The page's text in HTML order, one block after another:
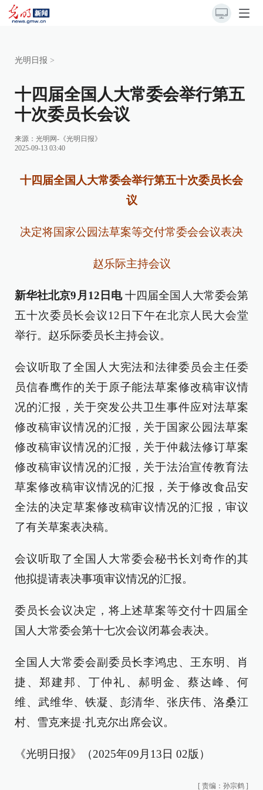
光明日报 >
十四届全国人大常委会举行第五
十次委员长会议
来源： 光明网-《光明日报》
2025-09-13 03:40
十四届全国人大常委会举行第五十次委员长会
议
决定将国家公园法草案等交付常委会会议表决
赵乐际主持会议
新华社北京9月12日电十四届全国人大常委会第
五十次委员长会议12日下午在北京人民大会堂
举行。赵乐际委员长主持会议。
会议听取了全国人大宪法和法律委员会主任委
员信春鹰作的关于原子能法草案修改稿审议情
况的汇报，关于突发公共卫生事件应对法草案
修改稿审议情况的汇报，关于国家公园法草案
修改稿审议情况的汇报，关于仲裁法修订草案
修改稿审议情况的汇报，关于法治宣传教育法
草案修改稿审议情况的汇报，关于修改食品安
全法的决定草案修改稿审议情况的汇报，审议
了有关草案表决稿。
会议听取了全国人大常委会秘书长刘奇作的其
他拟提请表决事项审议情况的汇报。
委员长会议决定，将上述草案等交付十四届全
国人大常委会第十七次会议闭幕会表决。
全国人大常委会副委员长李鸿忠、王东明、肖
捷、郑建邦、丁仲礼、郝明金、蔡达峰、何
维、武维华、铁凝、彭清华、张庆伟、洛桑江
村、雪克来提·扎克尔出席会议。
《光明日报》（2025年09月13日 02版）
[ 责编：孙宗鹤 ]